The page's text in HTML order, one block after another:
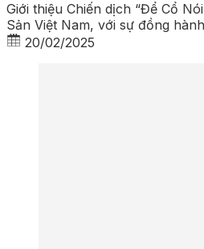
Giới thiệu Chiến dịch “Để Cổ
Sản Việt Nam, với sự đồng
20/02/2025